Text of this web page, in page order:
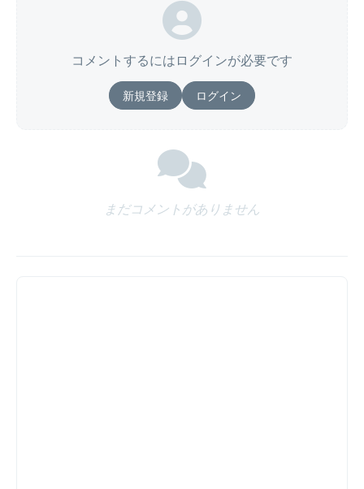
コメントするにはログインが必要です
新規登録 ログイン
まだコメントがありません